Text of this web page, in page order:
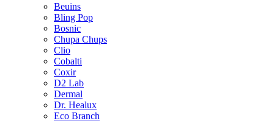
Beuins
Bling Pop
Bosnic
Chupa Chups
Clio
Cobalti
Coxir
D2 Lab
Dermal
Dr. Healux
Eco Branch